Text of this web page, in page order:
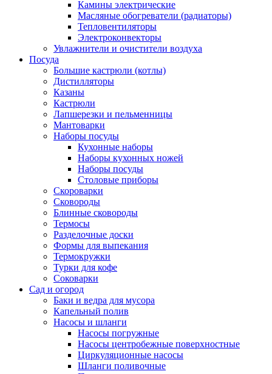
Камины электрические
Масляные обогреватели (радиаторы)
Тепловентиляторы
Электроконвекторы
Увлажнители и очистители воздуха
Посуда
Большие кастрюли (котлы)
Дистилляторы
Казаны
Кастрюли
Лапшерезки и пельменницы
Мантоварки
Наборы посуды
Кухонные наборы
Наборы кухонных ножей
Наборы посуды
Столовые приборы
Скороварки
Сковороды
Блинные сковороды
Термосы
Разделочные доски
Формы для выпекания
Термокружки
Турки для кофе
Соковарки
Сад и огород
Баки и ведра для мусора
Капельный полив
Насосы и шланги
Насосы погружные
Насосы центробежные поверхностные
Циркуляционные насосы
Шланги поливочные